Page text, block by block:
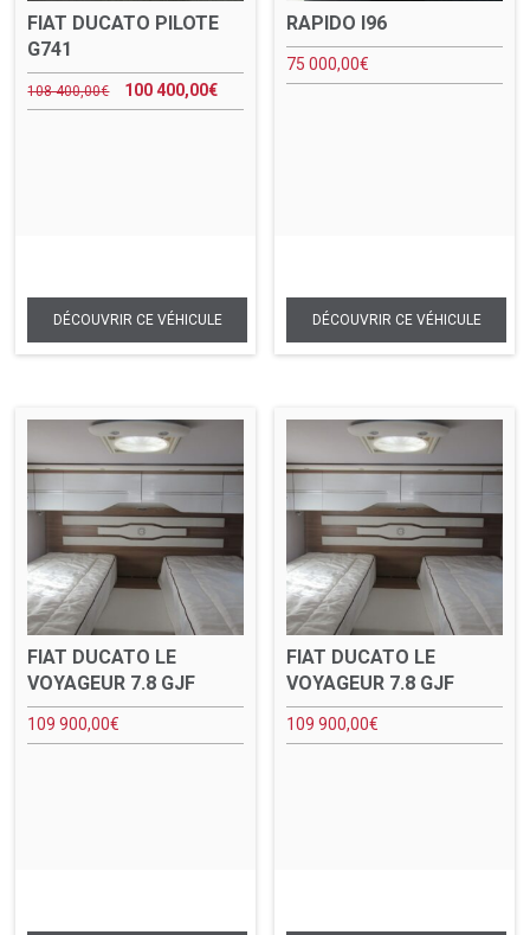
FIAT DUCATO PILOTE
G741
108 400,00€ 100 400,00€
RAPIDO I96
75 000,00€
FIAT DUCATO LE
VOYAGEUR 7.8 GJF
109 900,00€
FIAT DUCATO LE
VOYAGEUR 7.8 GJF
109 900,00€